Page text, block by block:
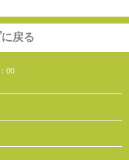
戻る
00